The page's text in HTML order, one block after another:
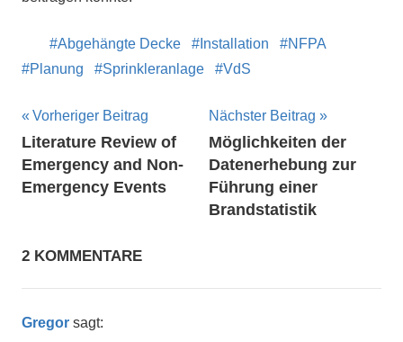
Abgehängte Decke Installation
NFPA
Planung
Sprinkleranlage VdS
Beitragsnavigation
Vorheriger Beitrag
Literature Review of
Emergency and Non-
Emergency Events
Nächster Beitrag
Möglichkeiten der
Datenerhebung zur
Führung einer
Brandstatistik
2 KOMMENTARE
Gregor sagt: